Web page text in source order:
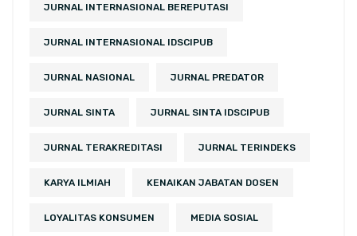
JURNAL INTERNASIONAL BEREPUTASI
JURNAL INTERNASIONAL IDSCIPUB
JURNAL NASIONAL JURNAL PREDATOR
JURNAL SINTA JURNAL SINTA IDSCIPUB
JURNAL TERAKREDITASI JURNAL TERINDEKS
KARYA ILMIAH KENAIKAN JABATAN DOSEN
LOYALITAS KONSUMEN MEDIA SOSIAL